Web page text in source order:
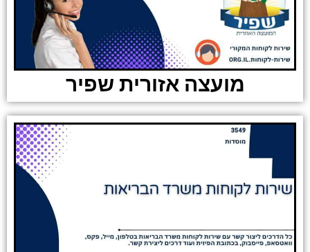
מועצה אזורית שפיר